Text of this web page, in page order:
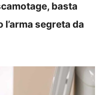
basta
segreta da